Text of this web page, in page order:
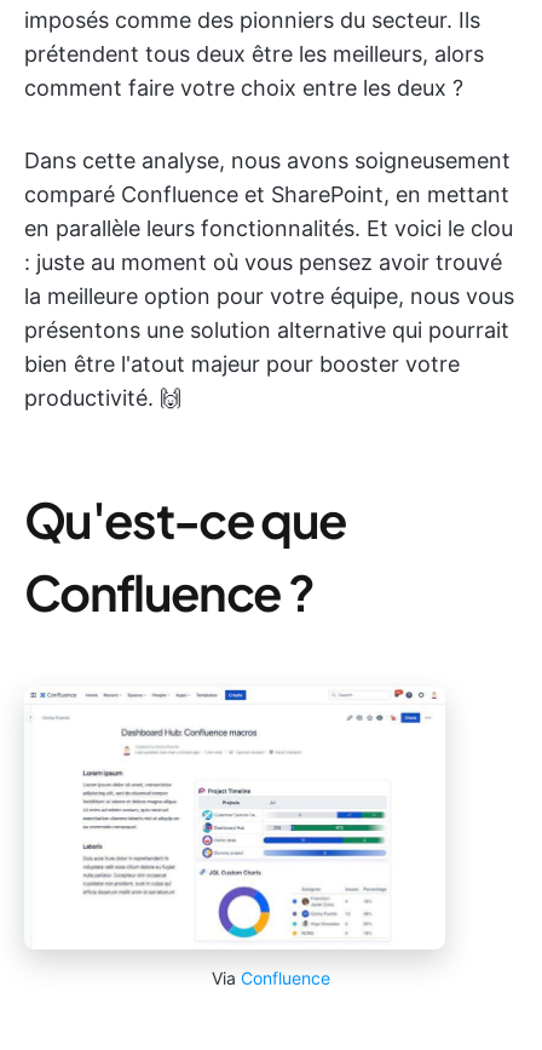
imposés comme des pionniers du secteur. Ils
prétendent tous deux être les meilleurs, alors
comment faire votre choix entre les deux ?
Dans cette analyse, nous avons soigneusement
comparé Confluence et SharePoint, en mettant
en parallèle leurs fonctionnalités. Et voici le clou
: juste au moment où vous pensez avoir trouvé
la meilleure option pour votre équipe, nous vous
présentons une solution alternative qui pourrait
bien être l'atout majeur pour booster votre
productivité. 🙌
Qu'est-ce que
Confluence ?
Via Confluence